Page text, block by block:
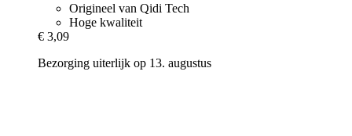
Origineel van Qidi Tech
Hoge kwaliteit
€ 3,09
Bezorging uiterlijk op 13. augustus